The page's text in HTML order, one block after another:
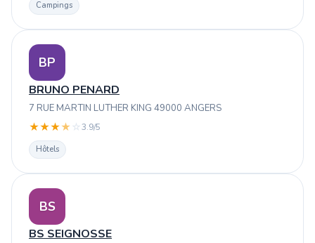
Campings
BP
BRUNO PENARD
7 RUE MARTIN LUTHER KING 49000 ANGERS
★★★★ ☆3.9/5
Hôtels
BS
BS SEIGNOSSE